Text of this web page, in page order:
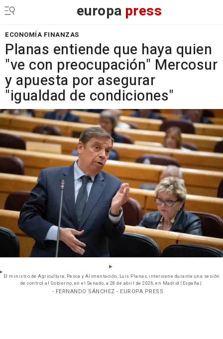
europa press
ECONOMÍA FINANZAS
Planas entiende que haya quien
"ve con preocupación" Mercosur
y apuesta por asegurar
"igualdad de condiciones"
El ministro de Agricultura, Pesca y Alimentación, Luis Planas, interviene durante una sesión
de control al Gobierno, en el Senado, a 28 de abril de 2026, en Madrid (España).
- FERNANDO SÁNCHEZ - EUROPA PRESS